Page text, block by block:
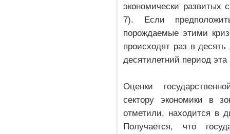
экономически развитых
7). Если
порождаемые этими
происходят раз в десять
десятилетний период
Оценки
сектору экономики в
отметили, находится в
Получается, что